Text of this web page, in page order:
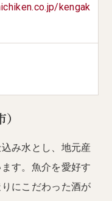
kengak
み水とし、地元産
す。魚介を愛好す
にこだわった酒が